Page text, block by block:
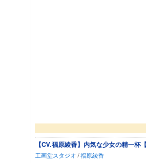
【CV.福原綾香】内気な少女の精一
工画堂スタジオ /福原綾香